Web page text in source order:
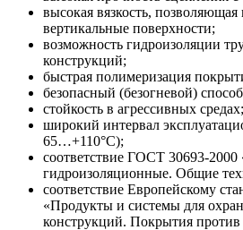
высокая вязкость,
вертикальные поверхности;
возможность гидроизоляции
конструкций;
быстрая полимеризация
безопасный (безогневой)
стойкость в агрессивных средах;
широкий интервал
65…+110°С);
соответствие ГОСТ 30693-
гидроизоляционные. Общие
соответствие Европейскому
«Продукты и системы для
конструкций. Покрытия